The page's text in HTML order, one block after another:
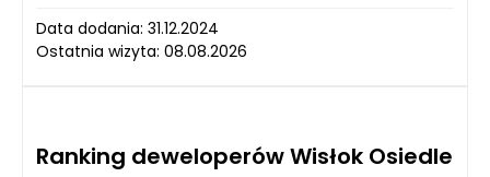
Data dodania: 31.12.2024
Ostatnia wizyta: 08.08.2026
Ranking deweloperów Wisłok Osiedle